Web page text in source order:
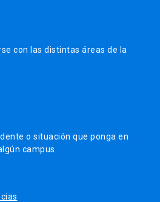
con las distintas áreas de la
o situación que ponga en
campus.